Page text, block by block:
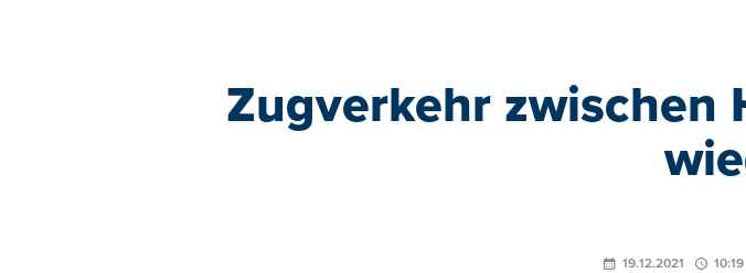
Zugverkehr zwischen
19.12.2021 10:19